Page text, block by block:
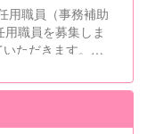
用職員（事務補助
・整理事務、電話
数 １